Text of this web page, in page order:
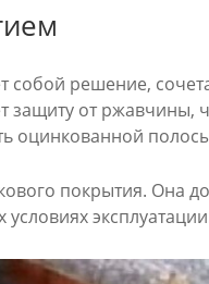
собой решение,
от ржавчины,
оцинкованной
покрытия. Она